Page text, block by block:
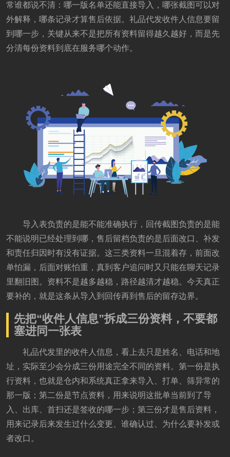
常谁都说不清：哪一版名单还能直接导入，哪张截图可以对
外解释，哪条记录才算售后依据。礼品代发收件人信息要留
到哪一步，关键从来不是把所有资料留得越久越好，而是先
分清每份资料到底在服务哪个动作。
导入表负责的是能不能准确执行，回传截图负责的是能
不能说明已经处理到哪，售后留档负责的是后面改口、补发
和责任归因时有没有证据。这三类资料一旦混着存，前面改
单怕漏，后面对账怕重，真到客户追问时又只能在聊天记录
里翻旧图。资料不是越多越稳，路径越清才越稳。今天真正
要补的，就是这条从导入到回传再到售后的留存边界。
先把“收件人信息”拆成三份资料，不要都
塞进同一张表
礼品代发里的收件人信息，看上去只是姓名、电话和地
址，实际至少会分成三份用途完全不同的资料。第一份是执
行资料，也就是仓内和系统真正拿来导入、打单、筛异常的
那一版；第二份是节点资料，用来说明这批单当前到了导
入、出库、首扫还是签收的哪一步；第三份才是售后资料，
用来记录后来发生过什么变更、谁确认过、为什么要补发或
者改口。